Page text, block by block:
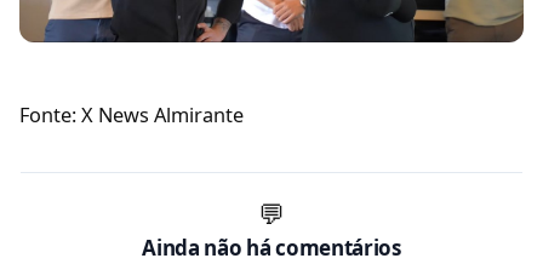
Fonte: X News Almirante
💬
Ainda não há comentários